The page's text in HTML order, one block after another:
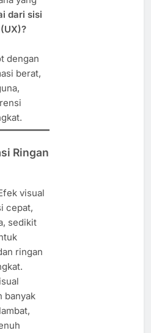
dari sisi
dengan
berat,
Ringan
visual
cepat,
sedikit
ringan
banyak